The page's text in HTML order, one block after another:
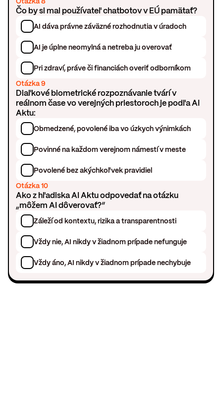
Čo by si mal používateľ chatbotov v EÚ pamätať?
AI dáva právne záväzné rozhodnutia v úradoch
AI je úplne neomylná a netreba ju overovať
Pri zdraví, práve či financiách overiť odborníkom
Otázka 9
Diaľkové biometrické rozpoznávanie tvárí v
reálnom čase vo verejných priestoroch je podľa AI
Aktu:
Obmedzené, povolené iba vo úzkych výnimkách
Povinné na každom verejnom námestí v meste
Povolené bez akýchkoľvek pravidiel
Otázka 10
Ako z hľadiska AI Aktu odpovedať na otázku
„môžem AI dôverovať?“
Záleží od kontextu, rizika a transparentnosti
Vždy nie, AI nikdy v žiadnom prípade nefunguje
Vždy áno, AI nikdy v žiadnom prípade nechybuje